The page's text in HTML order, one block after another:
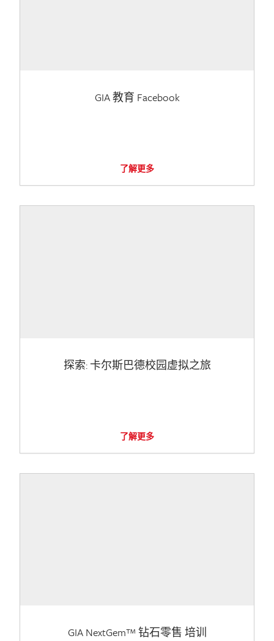
GIA 教育 Facebook
了解更多
探索: 卡尔斯巴德校园虚拟之旅
了解更多
GIA NextGem™ 钻石零售 培训